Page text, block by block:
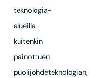
teknologia-
alueilla,
kuitenkin
painottuen
puolijohdeteknologian,